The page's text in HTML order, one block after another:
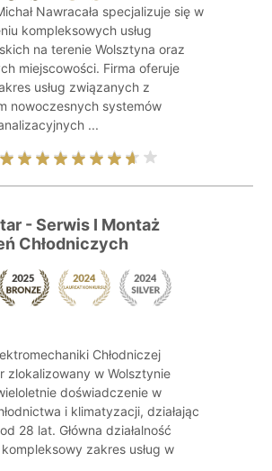
Nawracała specjalizuje się w
kompleksowych usług
na terenie Wolsztyna oraz
miejscowości. Firma oferuje
usług związanych z
nowoczesnych systemów
...
- Serwis I Montaż
Chłodniczych
Chłodniczej
zlokalizowany w Wolsztynie
doświadczenie w
i klimatyzacji, działając
28 lat. Główna działalność
zakres usług w